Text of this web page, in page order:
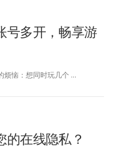
号多开，畅享游
烦恼：想同时玩几个 …
的在线隐私？